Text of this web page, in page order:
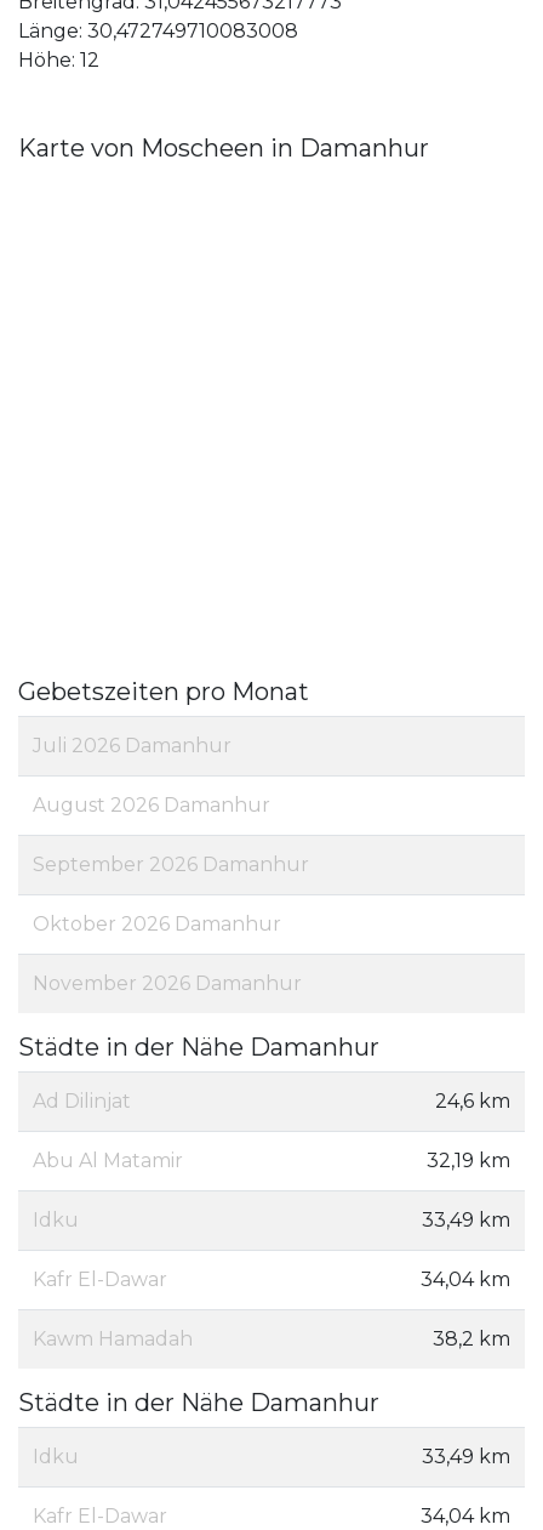
Länge: 30,472749710083008
Höhe: 12
Karte von Moscheen in Damanhur
Gebetszeiten pro Monat
Juli 2026 Damanhur
August 2026 Damanhur
September 2026 Damanhur
Oktober 2026 Damanhur
November 2026 Damanhur
Städte in der Nähe Damanhur
Ad Dilinjat 24,6 km
Abu Al Matamir 32,19 km
Idku 33,49 km
Kafr El-Dawar 34,04 km
Kawm Hamadah 38,2 km
Städte in der Nähe Damanhur
Idku 33,49 km
Kafr El-Dawar 34,04 km